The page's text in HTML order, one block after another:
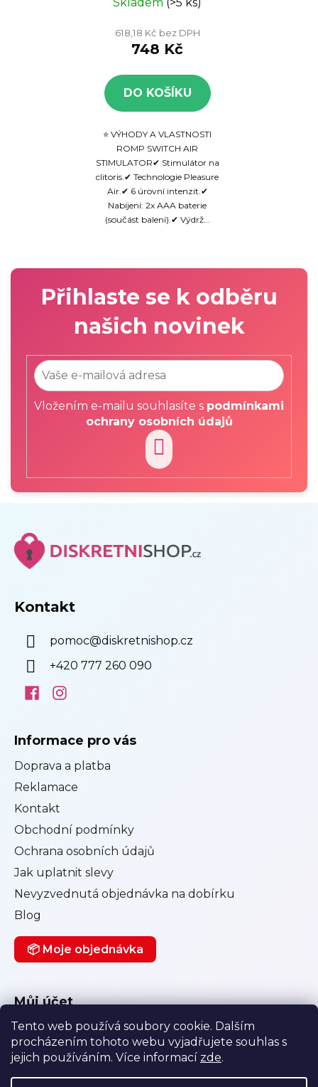
Tento web používá soubory cookie. Dalším
procházením tohoto webu vyjadřujete souhlas s
jejich používáním. Více informací zde.
618,18 Kč bez DPH
748 Kč
DO KOŠÍKU
⭐ VÝHODY A VLASTNOSTI
ROMP SWITCH AIR
STIMULATOR✔ Stimulátor na
clitoris.✔ Technologie Pleasure
Air.✔ 6 úrovní intenzit.✔
Nabíjení: 2x AAA baterie
(součást balení).✔ Výdrž...
Přihlaste se k odběru
našich novinek
Vložením e-mailu souhlasíte s podmínkami
ochrany osobních údajů
PŘIHLÁSIT
SE
Kontakt
pomoc@diskretnishop.cz
+420 777 260 090
Informace pro vás
Doprava a platba
Reklamace
Kontakt
Obchodní podmínky
Ochrana osobních údajů
Jak uplatnit slevy
Nevyzvednutá objednávka na dobírku
Blog
📦 Moje objednávka
Můj účet
Přihlásit se
Registrace